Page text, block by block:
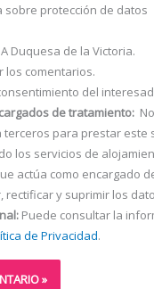
sobre protección de datos
Duquesa de la Victoria.
comentarios.
del
de tratamiento:No
terceros para prestar este
los servicios de
actúa como encargado
rectificar y suprimir los
Puede consultar la
de Privacidad.